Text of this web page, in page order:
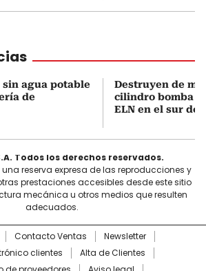
sin agua potable
de
Destruyen de
cilindro bomba
ELN en el sur de
Todos los derechos reservados.
una reserva expresa de las reproducciones y
prestaciones accesibles desde este sitio
mecánica u otros medios que resulten
adecuados.
Contacto Ventas
Newsletter
clientes
Alta de Clientes